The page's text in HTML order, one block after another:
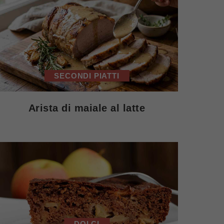
SECONDI PIATTI
Arista di maiale al latte